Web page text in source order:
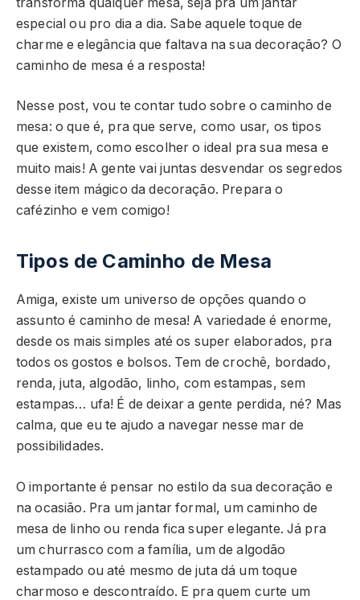
especial ou pro dia a dia. Sabe aquele toque de
charme e elegância que faltava na sua decoração? O
caminho de mesa é a resposta!
Nesse post, vou te contar tudo sobre o caminho de
mesa: o que é, pra que serve, como usar, os tipos
que existem, como escolher o ideal pra sua mesa e
muito mais! A gente vai juntas desvendar os segredos
desse item mágico da decoração. Prepara o
cafézinho e vem comigo!
Tipos de Caminho de Mesa
Amiga, existe um universo de opções quando o
assunto é caminho de mesa! A variedade é enorme,
desde os mais simples até os super elaborados, pra
todos os gostos e bolsos. Tem de crochê, bordado,
renda, juta, algodão, linho, com estampas, sem
estampas… ufa! É de deixar a gente perdida, né? Mas
calma, que eu te ajudo a navegar nesse mar de
possibilidades.
O importante é pensar no estilo da sua decoração e
na ocasião. Pra um jantar formal, um caminho de
mesa de linho ou renda fica super elegante. Já pra
um churrasco com a família, um de algodão
estampado ou até mesmo de juta dá um toque
charmoso e descontraído. E pra quem curte um